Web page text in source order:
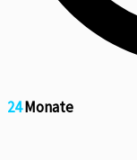
24Monate